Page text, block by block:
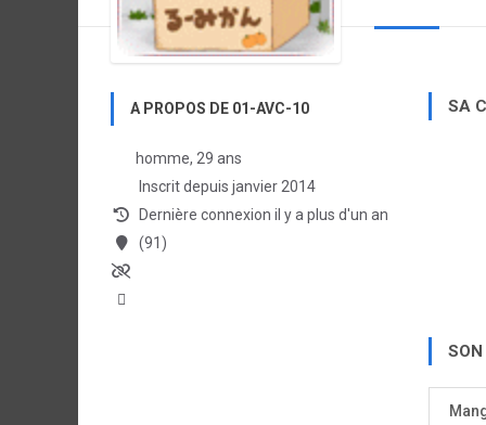
A PROPOS DE 01-AVC-10
homme, 29 ans
Inscrit depuis janvier 2014
Dernière connexion il y a plus d'un an
(91)
SA